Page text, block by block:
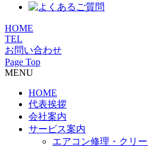
HOME
TEL
お問い合わせ
Page Top
MENU
HOME
代表挨拶
会社案内
サービス案内
エアコン修理・クリ